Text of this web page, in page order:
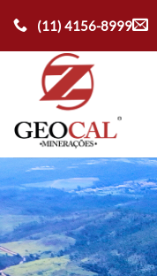
para
o
conteúdo
(11) 4156-8999